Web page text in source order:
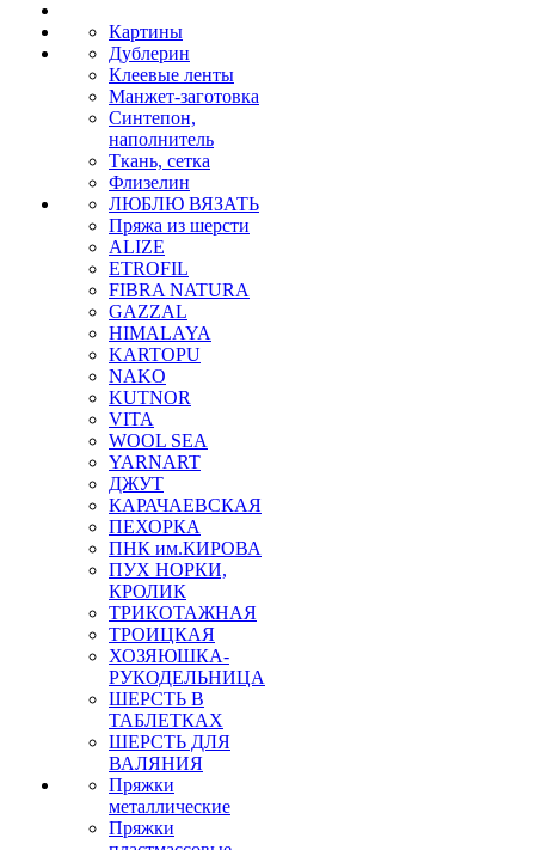
Картины
Дублерин
Клеевые ленты
Манжет-заготовка
Синтепон,
наполнитель
Ткань, сетка
Флизелин
ЛЮБЛЮ ВЯЗАТЬ
Пряжа из шерсти
ALIZE
ETROFIL
FIBRA NATURA
GAZZAL
HIMALAYA
KARTOPU
NAKO
KUTNOR
VITA
WOOL SEA
YARNART
ДЖУТ
КАРАЧАЕВСКАЯ
ПЕХОРКА
ПНК им.КИРОВА
ПУХ НОРКИ,
КРОЛИК
ТРИКОТАЖНАЯ
ТРОИЦКАЯ
ХОЗЯЮШКА-
РУКОДЕЛЬНИЦА
ШЕРСТЬ В
ТАБЛЕТКАХ
ШЕРСТЬ ДЛЯ
ВАЛЯНИЯ
Пряжки
металлические
Пряжки